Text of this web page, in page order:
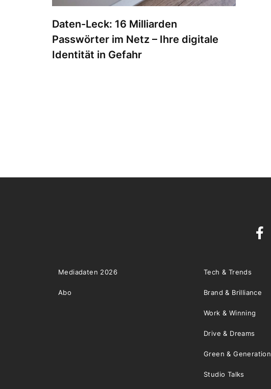
Daten-Leck: 16 Milliarden
Passwörter im Netz – Ihre digitale
Identität in Gefahr
Mediadaten 2026
Abo
Tech & Trends
Brand & Brilliance
Work & Winning
Drive & Dreams
Green & Generation
Studio Talks